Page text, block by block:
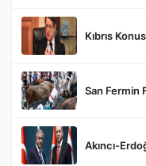
Kıbrıs
San Fermin
Akıncı-